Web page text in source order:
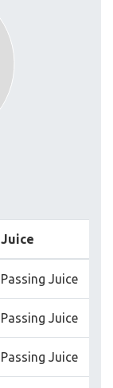
Juice
Passing Juice
Passing Juice
Passing Juice